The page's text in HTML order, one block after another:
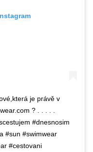
je právě v
? . . . . .
#dnesnosim
#sun #swimwear
#cestovani